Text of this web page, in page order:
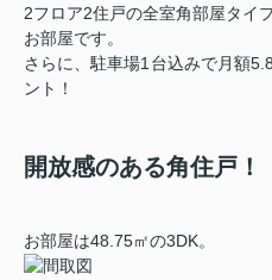
2フロア2住戸の全室角部屋タイ
お部屋です。
さらに、駐車場1台込みで月額
ント！
開放感のある角住戸！
お部屋は48.75㎡の3DK。